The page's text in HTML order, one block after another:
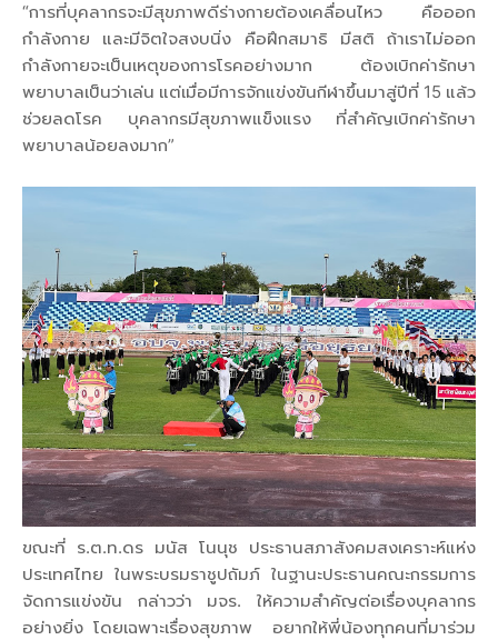
“การที่บุคลากรจะมีสุขภาพดีร่างกายต้องเคลื่อนไหว คือออก
กำลังกาย และมีจิตใจสงบนิ่ง คือฝึกสมาธิ มีสติ ถ้าเราไม่ออก
กำลังกายจะเป็นเหตุของการโรคอย่างมาก ต้องเบิกค่ารักษา
พยาบาลเป็นว่าเล่น แต่เมื่อมีการจักแข่งขันกีฬาขึ้นมาสู่ปีที่ 15 แล้ว
ช่วยลดโรค บุคลากรมีสุขภาพแข็งแรง ที่สำคัญเบิกค่ารักษา
พยาบาลน้อยลงมาก”
ขณะที่ ร.ต.ท.ดร มนัส โนนุช ประธานสภาสังคมสงเคราะห์แห่ง
ประเทศไทย ในพระบรมราชูปถัมภ์ ในฐานะประธานคณะกรรมการ
จัดการแข่งขัน กล่าวว่า มจร. ให้ความสำคัญต่อเรื่องบุคลากร
อย่างยิ่ง โดยเฉพาะเรื่องสุขภาพ อยากให้พี่น้องทุกคนที่มาร่วม